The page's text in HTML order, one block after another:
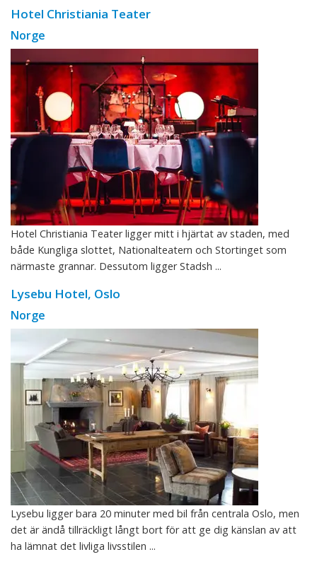
Hotel Christiania Teater
Norge
Hotel Christiania Teater ligger mitt i hjärtat av staden, med
både Kungliga slottet, Nationalteatern och Stortinget som
närmaste grannar. Dessutom ligger Stadsh ...
Lysebu Hotel, Oslo
Norge
Lysebu ligger bara 20 minuter med bil från centrala Oslo, men
det är ändå tillräckligt långt bort för att ge dig känslan av att
ha lämnat det livliga livsstilen ...